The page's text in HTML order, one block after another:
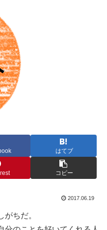
はてブ
コピー
2017.06.19
がちだ。